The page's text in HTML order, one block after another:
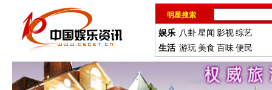
明星搜索
娱乐 八卦星闻 影视综艺
生活 游玩 美食 百味便民